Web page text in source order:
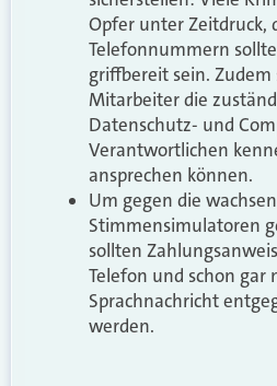
Opfer unter Zeitdruck,
Telefonnummern
griffbereit sein. Zudem
Mitarbeiter die
Datenschutz- und
Verantwortlichen
ansprechen können.
Um gegen die
Stimmensimulatoren
sollten
Telefon und schon gar
Sprachnachricht
werden.